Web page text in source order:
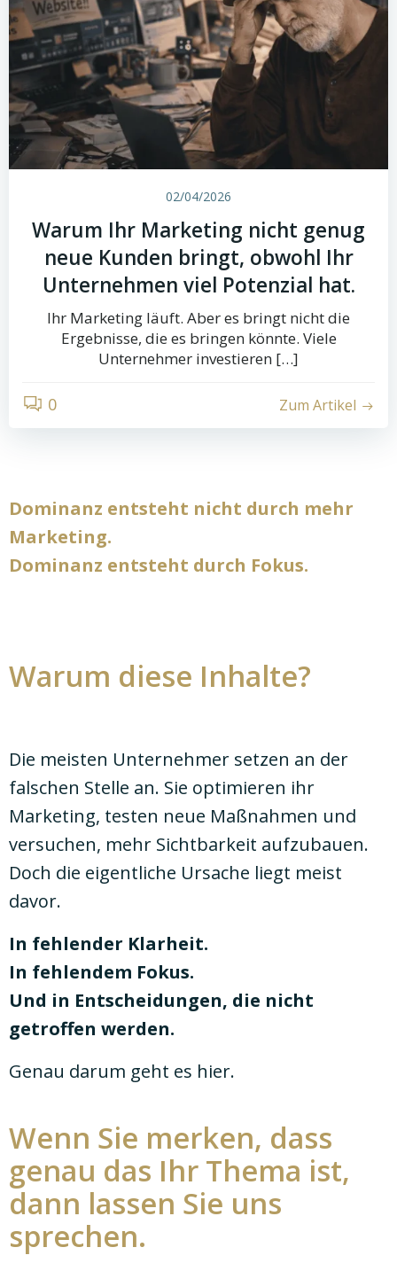
02/04/2026
Warum Ihr Marketing nicht genug
neue Kunden bringt, obwohl Ihr
Unternehmen viel Potenzial hat.
Ihr Marketing läuft. Aber es bringt nicht die
Ergebnisse, die es bringen könnte. Viele
Unternehmer investieren […]
0 Zum Artikel
Dominanz entsteht nicht durch mehr
Marketing.
Dominanz entsteht durch Fokus.
Warum diese Inhalte?
Die meisten Unternehmer setzen an der
falschen Stelle an. Sie optimieren ihr
Marketing, testen neue Maßnahmen und
versuchen, mehr Sichtbarkeit aufzubauen.
Doch die eigentliche Ursache liegt meist
davor.
In fehlender Klarheit.
In fehlendem Fokus.
Und in Entscheidungen, die nicht
getroffen werden.
Genau darum geht es hier.
Wenn Sie merken, dass
genau das Ihr Thema ist,
dann lassen Sie uns
sprechen.